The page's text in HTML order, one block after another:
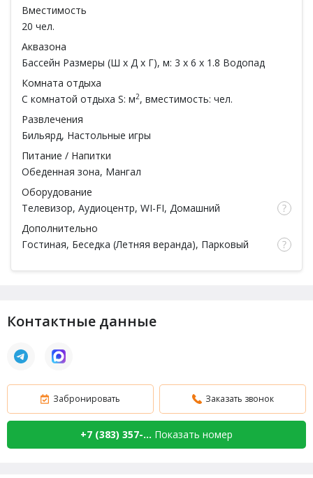
Вместимость
20 чел.
Аквазона
Бассейн Размеры (Ш x Д x Г), м: 3 x 6 x 1.8 Водопад
Комната отдыха
С комнатой отдыха S: м2, вместимость: чел.
Развлечения
Бильярд, Настольные игры
Питание / Напитки
Обеденная зона, Мангал
Оборудование
Телевизор, Аудиоцентр, WI-FI, Домашний
Кондиционер
Дополнительно
Гостиная, Беседка (Летняя веранда), Парковый
парной, Тапочки, Простыни, Полотенца, Халаты,
Контактные данные
Забронировать Заказать звонок
+7 (383) 357-... Показать номер